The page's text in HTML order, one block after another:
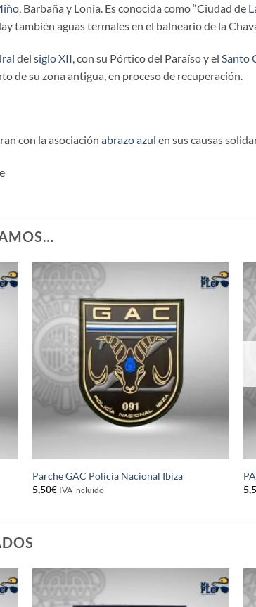
, Barbaña y Lonia. Es conocida como “Ciudad de
también aguas termales en el balneario de la
del siglo XII , con su Pórtico del Paraíso y el Santo
de su zona antigua, en proceso de recuperación.
con la asociación abrazo azul en sus causas
Parche GAC Policía Nacional Ibiza
5,50€ IVA incluido